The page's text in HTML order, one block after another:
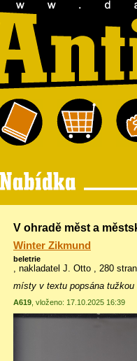
V ohradě měst a
Winter Zikmund
beletrie
, nakladatel J. Otto , 280
místy v textu popsána tužkou
A619 , vloženo: 17.10.2025 16:39